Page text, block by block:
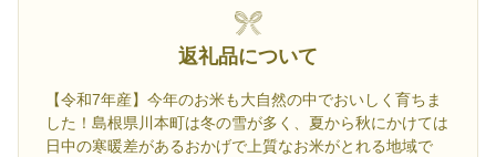
返礼品について
【令和7年産】今年のお米も大自然の中でおいしく育ちま
した！島根県川本町は冬の雪が多く、夏から秋にかけては
日中の寒暖差があるおかげで上質なお米がとれる地域で